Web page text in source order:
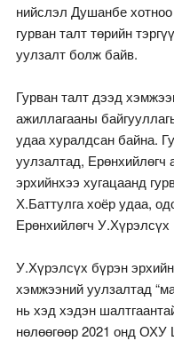
нийслэл Душанбе
гурван талт төрийн
уулзалт болж байв.
Гурван талт дээд
ажиллагааны
удаа хуралдсан байна.
уулзалтад,
эрхийнхээ хугацаанд
Х.Баттулга хоёр удаа,
Ерөнхийлөгч У.Хүрэлсүх
У.Хүрэлсүх бүрэн
хэмжээний уулзалтад
нь хэд хэдэн
нөлөөгөөр 2021 онд